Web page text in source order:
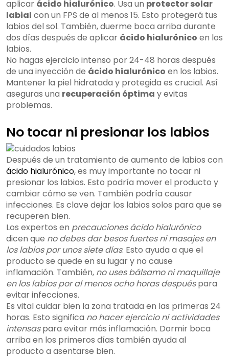
aplicar ácido hialurónico. Usa un protector solar
labial con un FPS de al menos 15. Esto protegerá tus
labios del sol. También, duerme boca arriba durante
dos días después de aplicar ácido hialurónico en los
labios.
No hagas ejercicio intenso por 24-48 horas después
de una inyección de ácido hialurónico en los labios.
Mantener la piel hidratada y protegida es crucial. Así
aseguras una recuperación óptima y evitas
problemas.
No tocar ni presionar los labios
Después de un tratamiento de aumento de labios con
ácido hialurónico, es muy importante no tocar ni
presionar los labios. Esto podría mover el producto y
cambiar cómo se ven. También podría causar
infecciones. Es clave dejar los labios solos para que se
recuperen bien.
Los expertos en precauciones ácido hialurónico
dicen que no debes dar besos fuertes ni masajes en
los labios por unos siete días. Esto ayuda a que el
producto se quede en su lugar y no cause
inflamación. También, no uses bálsamo ni maquillaje
en los labios por al menos ocho horas despuéspara
evitar infecciones.
Es vital cuidar bien la zona tratada en las primeras 24
horas. Esto significa no hacer ejercicio ni actividades
intensaspara evitar más inflamación. Dormir boca
arriba en los primeros días también ayuda al
producto a asentarse bien.